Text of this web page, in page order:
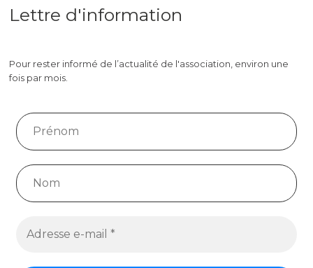
Lettre d'information
Pour rester informé de l’actualité de l'association, environ une
fois par mois.